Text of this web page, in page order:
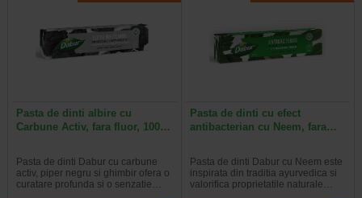
Pasta de dinti albire cu
Carbune Activ, fara fluor, 100…
Pasta de dinti Dabur cu carbune
activ, piper negru si ghimbir ofera o
curatare profunda si o senzatie…
Pasta de dinti cu efect
antibacterian cu Neem, fara…
Pasta de dinti Dabur cu Neem este
inspirata din traditia ayurvedica si
valorifica proprietatile naturale…